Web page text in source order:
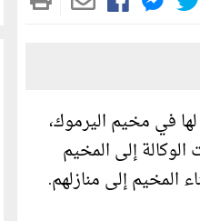
في مخيم اليرموك،
إلى المخيم
المخيم إلى منازلهم.